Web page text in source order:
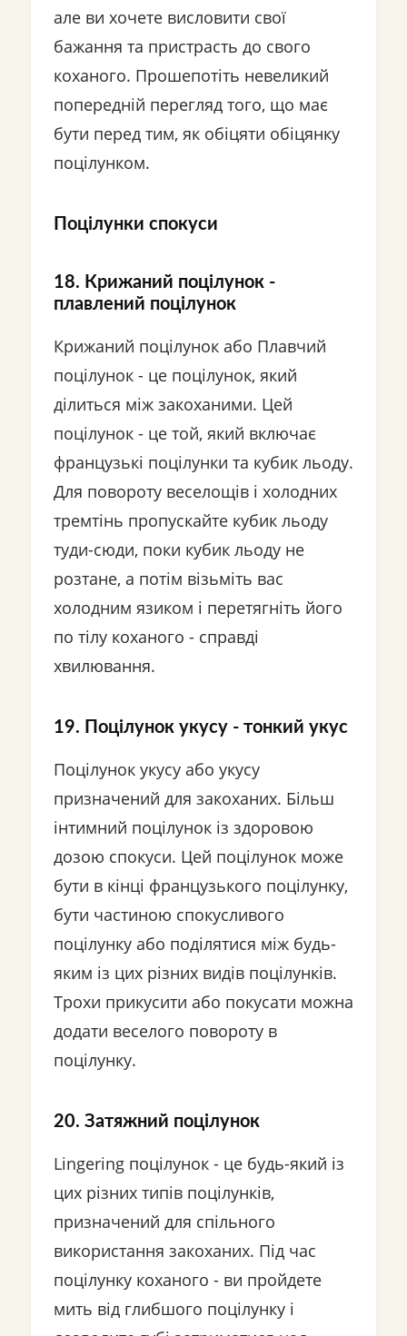
але ви хочете висловити свої
бажання та пристрасть до свого
коханого. Прошепотіть невеликий
попередній перегляд того, що має
бути перед тим, як обіцяти обіцянку
поцілунком.
Поцілунки спокуси
18. Крижаний поцілунок -
плавлений поцілунок
Крижаний поцілунок або Плавчий
поцілунок - це поцілунок, який
ділиться між закоханими. Цей
поцілунок - це той, який включає
французькі поцілунки та кубик льоду.
Для повороту веселощів і холодних
тремтінь пропускайте кубик льоду
туди-сюди, поки кубик льоду не
розтане, а потім візьміть вас
холодним язиком і перетягніть його
по тілу коханого - справді
хвилювання.
19. Поцілунок укусу - тонкий укус
Поцілунок укусу або укусу
призначений для закоханих. Більш
інтимний поцілунок із здоровою
дозою спокуси. Цей поцілунок може
бути в кінці французького поцілунку,
бути частиною спокусливого
поцілунку або поділятися між будь-
яким із цих різних видів поцілунків.
Трохи прикусити або покусати можна
додати веселого повороту в
поцілунку.
20. Затяжний поцілунок
Lingering поцілунок - це будь-який із
цих різних типів поцілунків,
призначений для спільного
використання закоханих. Під час
поцілунку коханого - ви пройдете
мить від глибшого поцілунку і